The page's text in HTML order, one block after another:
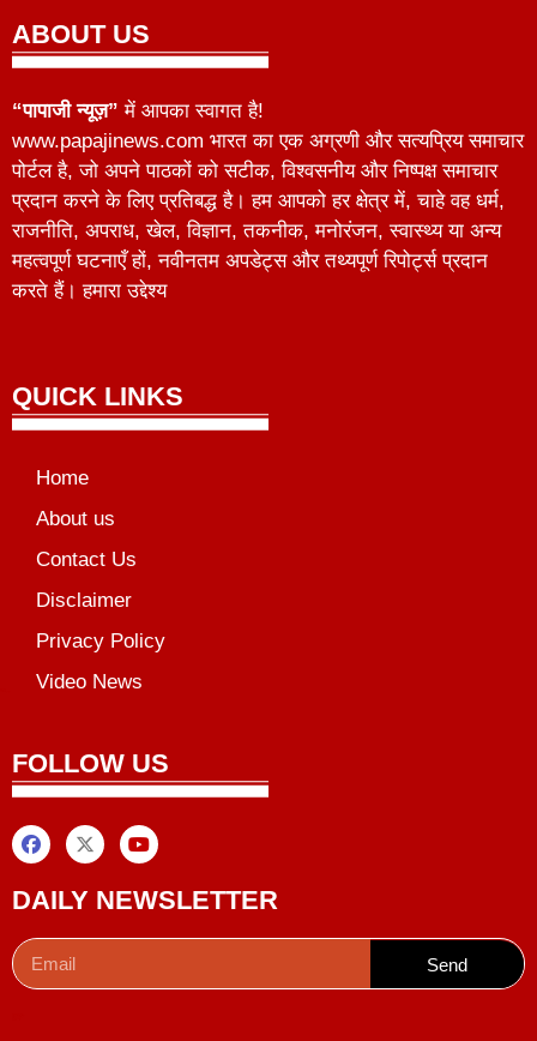
ABOUT US
“पापाजी न्यूज़” में आपका स्वागत है!
www.papajinews.com भारत का एक अग्रणी और सत्यप्रिय समाचार
पोर्टल है, जो अपने पाठकों को सटीक, विश्वसनीय और निष्पक्ष समाचार
प्रदान करने के लिए प्रतिबद्ध है। हम आपको हर क्षेत्र में, चाहे वह धर्म,
राजनीति, अपराध, खेल, विज्ञान, तकनीक, मनोरंजन, स्वास्थ्य या अन्य
महत्वपूर्ण घटनाएँ हों, नवीनतम अपडेट्स और तथ्यपूर्ण रिपोर्ट्स प्रदान
करते हैं। हमारा उद्देश्य
QUICK LINKS
Home
About us
Contact Us
Disclaimer
Privacy Policy
Video News
FOLLOW US
DAILY NEWSLETTER
Send